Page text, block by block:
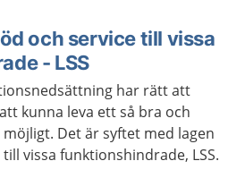
och service till vissa
- LSS
har rätt att
kunna leva ett så bra och
Det är syftet med lagen
vissa funktionshindrade, LSS.